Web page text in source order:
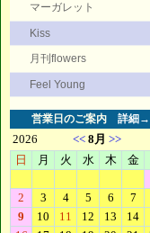
マーガレット
Kiss
月刊flowers
Feel Young
営業日のご案内 詳細→